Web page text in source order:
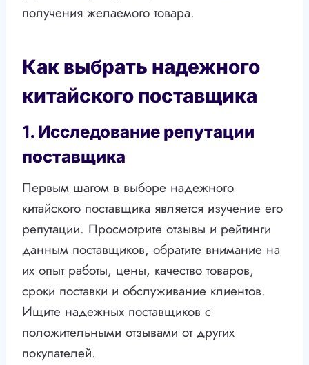
получения желаемого товара.
Как выбрать надежного
китайского поставщика
1. Исследование репутации
поставщика
Первым шагом в выборе надежного
китайского поставщика является изучение его
репутации. Просмотрите отзывы и рейтинги
данным поставщиков, обратите внимание на
их опыт работы, цены, качество товаров,
сроки поставки и обслуживание клиентов.
Ищите надежных поставщиков с
положительными отзывами от других
покупателей.